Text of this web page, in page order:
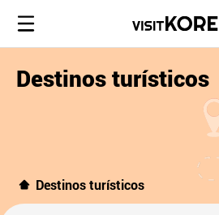
Destinos turísticos
Destinos turísticos